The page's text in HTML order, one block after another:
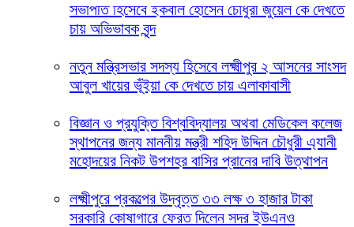
সভাপতি হিসেবে ইকবাল হোসেন চৌধুরী জুয়েল কে দেখতে
চায় অভিভাবক বৃন্দ
নতুন মন্ত্রিসভার সদস্য হিসেবে লক্ষ্মীপুর ২ আসনের সাংসদ
আবুল খায়ের ভূঁইয়া কে দেখতে চায় এলাকাবাসী
বিজ্ঞান ও প্রযুক্তি বিশ্ববিদ্যালয় অথবা মেডিকেল কলেজ
স্থাপনের জন্য মাননীয় মন্ত্রী শহিদ উদ্দিন চৌধুরী এ্যানী
মহোদয়ের নিকট উপশহর বাসির প্রানের দাবি উত্থাপন
লক্ষ্মীপুরে প্রকল্পের উদ্বৃত্ত ৩৩ লক্ষ ৩ হাজার টাকা
সরকারি কোষাগারে ফেরত দিলেন সদর ইউএনও